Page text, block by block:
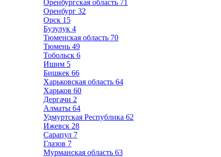
Оренбургская область 71
Оренбург 32
Орск 15
Бузулук 4
Тюменская область 70
Тюмень 49
Тобольск 6
Ишим 5
Бишкек 66
Харьковская область 64
Харьков 60
Дергачи 2
Алматы 64
Удмуртская Республика 62
Ижевск 28
Сарапул 7
Глазов 7
Мурманская область 63